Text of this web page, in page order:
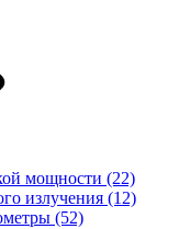
мощности (22)
излучения (12)
(52)